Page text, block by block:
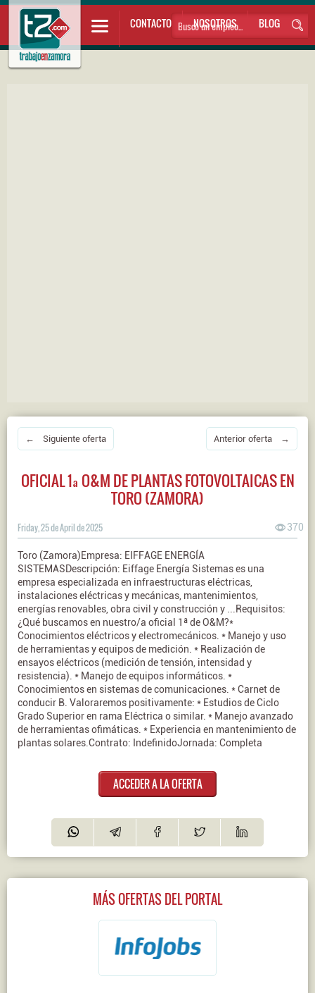
CONTACTO NOSOTROS BLOG
← Siguiente oferta Anterior oferta →
OFICIAL 1ª O&M DE PLANTAS FOTOVOLTAICAS EN
TORO (ZAMORA)
Friday, 25 de April de 2025 370
Toro (Zamora)Empresa: EIFFAGE ENERGÍA
SISTEMASDescripción: Eiffage Energía Sistemas es una
empresa especializada en infraestructuras eléctricas,
instalaciones eléctricas y mecánicas, mantenimientos,
energías renovables, obra civil y construcción y ...Requisitos:
¿Qué buscamos en nuestro/a oficial 1ª de O&M?*
Conocimientos eléctricos y electromecánicos. * Manejo y uso
de herramientas y equipos de medición. * Realización de
ensayos eléctricos (medición de tensión, intensidad y
resistencia). * Manejo de equipos informáticos. *
Conocimientos en sistemas de comunicaciones. * Carnet de
conducir B. Valoraremos positivamente: * Estudios de Ciclo
Grado Superior en rama Eléctrica o similar. * Manejo avanzado
de herramientas ofimáticas. * Experiencia en mantenimiento de
plantas solares.Contrato: IndefinidoJornada: Completa
ACCEDER A LA OFERTA
MÁS OFERTAS DEL PORTAL